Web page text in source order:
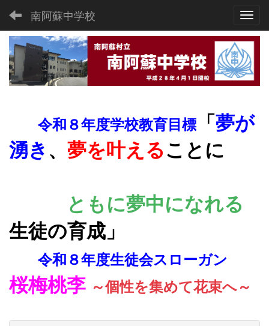
南阿蘇中学校
令和８年度学校教育目標 「 夢が
湧き 、 夢を叶えることに
ともに夢中になれる
生徒の育成 」
令和８年度生徒会スローガン
桜梅桃李 ～個性を集めて花束へ～